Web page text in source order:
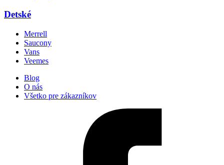
Detské
Merrell
Saucony
Vans
Veemes
Blog
O nás
Všetko pre zákazníkov